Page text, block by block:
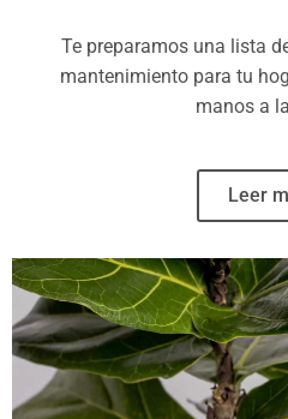
Te preparamos una lista
mantenimiento para tu
manos a
Leer